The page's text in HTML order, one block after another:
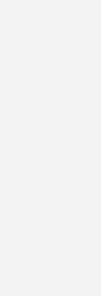
EU zu 40 Prozent von
von
Denn
Steinkohle in
die auch
flüssigen Frackinggas
des BDEW
Kanada einspringen.
der Preis für den
eine vollständige
Immerhin ist bis
auch wenn
würde.